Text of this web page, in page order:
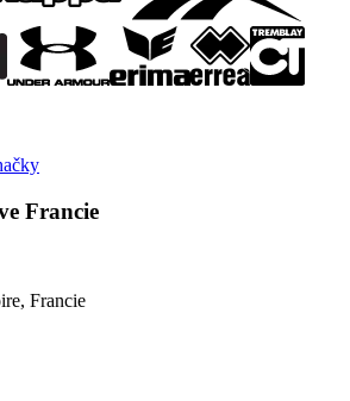
Francie
Francie